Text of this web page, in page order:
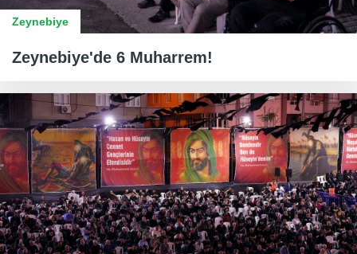
Zeynebiye
Zeynebiye'de 6 Muharrem!